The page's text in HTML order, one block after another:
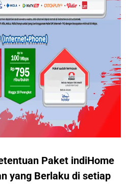
Paket indiHome
yang Berlaku di setiap